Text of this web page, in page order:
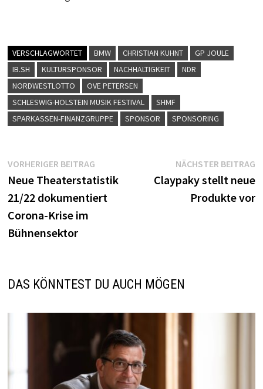
VERSCHLAGWORTET BMW CHRISTIAN KUHNT
GP JOULE
IB.SH
KULTURSPONSOR NACHHALTIGKEIT
NDR
NORDWESTLOTTO
OVE PETERSEN
SCHLESWIG-HOLSTEIN MUSIK FESTIVAL
SHMF
SPARKASSEN-FINANZGRUPPE
SPONSOR SPONSORING
Beitragsnavigation
VORHERIGER BEITRAG
Beitrag:
Neue Theaterstatistik
21/22 dokumentiert
Corona-Krise im
Bühnensektor
NÄCHSTER BEITRAG
Claypaky stellt neue
Produkte vor
DAS KÖNNTEST DU AUCH MÖGEN